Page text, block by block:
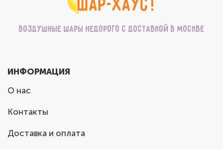
Воздушные шары недорого с доставкой в Москве
ИНФОРМАЦИЯ
О нас
Контакты
Доставка и оплата